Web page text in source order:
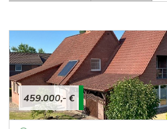
459.000,- €